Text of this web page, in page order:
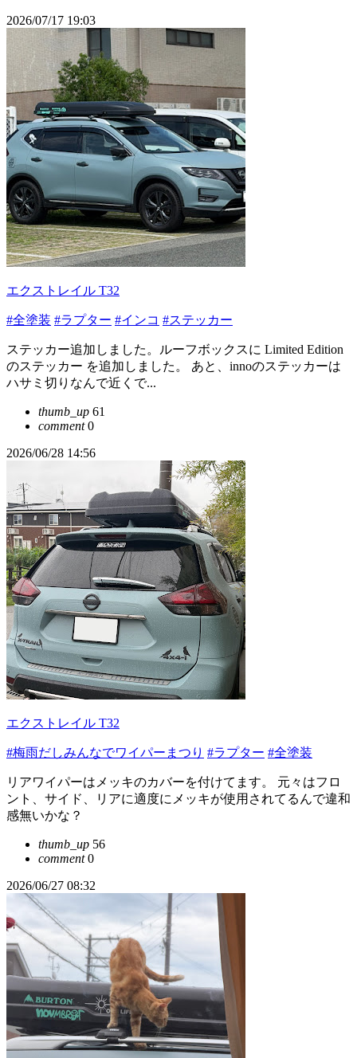
2026/07/17 19:03
エクストレイル T32
#全塗装 #ラプター #インコ #ステッカー
ステッカー追加しました。ルーフボックスに Limited Edition
のステッカー を追加しました。 あと、innoのステッカーは
ハサミ切りなんで近くで...
thumb_up 61
comment0
2026/06/28 14:56
エクストレイル T32
#梅雨だしみんなでワイパーまつり #ラプター #全塗装
リアワイパーはメッキのカバーを付けてます。 元々はフロ
ント、サイド、リアに適度にメッキが使用されてるんで違和
感無いかな？
thumb_up 56
comment0
2026/06/27 08:32